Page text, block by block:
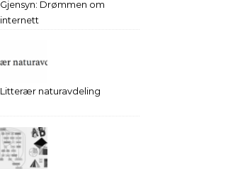
Gjensyn: Drømmen om
internett
Litterær naturavdeling